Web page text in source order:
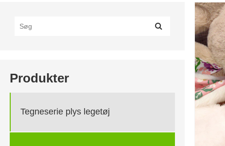
Produkter
Tegneserie plys legetøj